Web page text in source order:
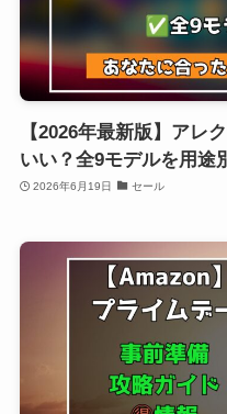
【2026年最新版】アレ
いい？全9モデルを用途
2026年6月19日 セール